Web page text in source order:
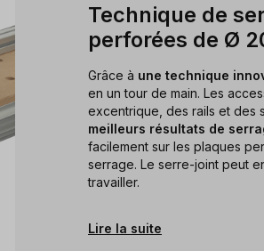
Technique de
perforées de Ø
Grâce à une technique
en un tour de main. Les
excentrique, des rails et des
meilleurs résultats de
facilement sur les plaques
serrage. Le serre-joint peut
travailler.
Lire la suite